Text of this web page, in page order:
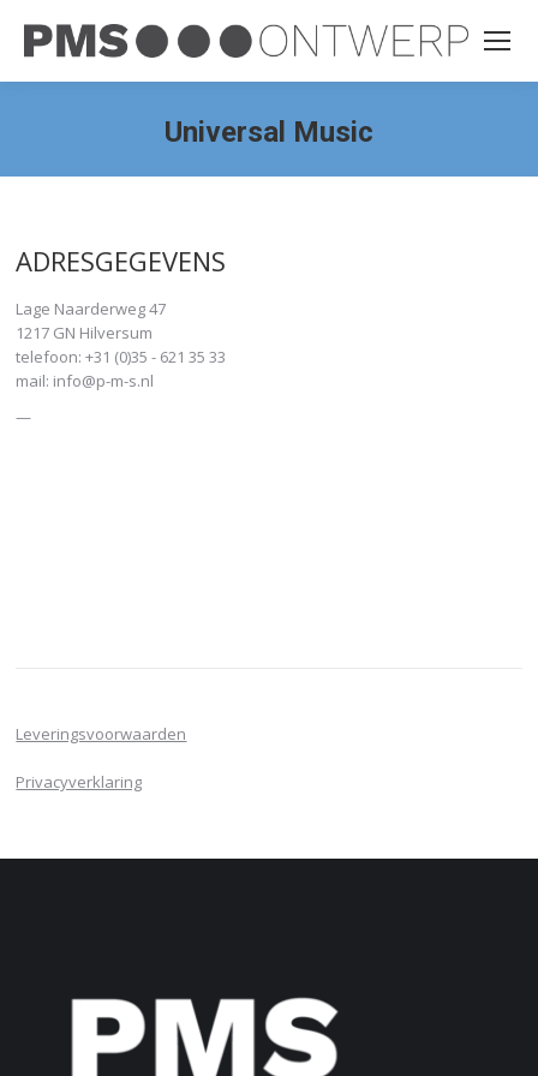
Universal Music
ADRESGEGEVENS
Lage Naarderweg 47
1217 GN Hilversum
telefoon:+31 (0)35 - 621 35 33
mail: info@p-m-s.nl
—
Leveringsvoorwaarden
Privacyverklaring